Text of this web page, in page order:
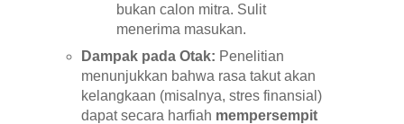
bukan calon mitra. Sulit
menerima masukan.
Dampak pada Otak: Penelitian
menunjukkan bahwa rasa takut akan
kelangkaan (misalnya, stres finansial)
dapat secara harfiah mempersempit